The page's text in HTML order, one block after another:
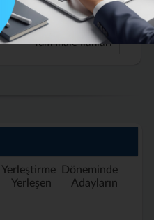
Tüm İhale İlanları
Döneminde
Yerleşen Adayların